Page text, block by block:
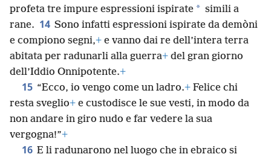
profeta tre impure espressioni ispirate * simili a
rane. 14 Sono infatti espressioni ispirate da demòni
e compiono segni,+ e vanno dai re dell’intera terra
abitata per radunarli alla guerra+ del gran giorno
dell’Iddio Onnipotente.+
15 “Ecco, io vengo come un ladro.+ Felice chi
resta sveglio+ e custodisce le sue vesti, in modo da
non andare in giro nudo e far vedere la sua
vergogna!”+
16 E li radunarono nel luogo che in ebraico si